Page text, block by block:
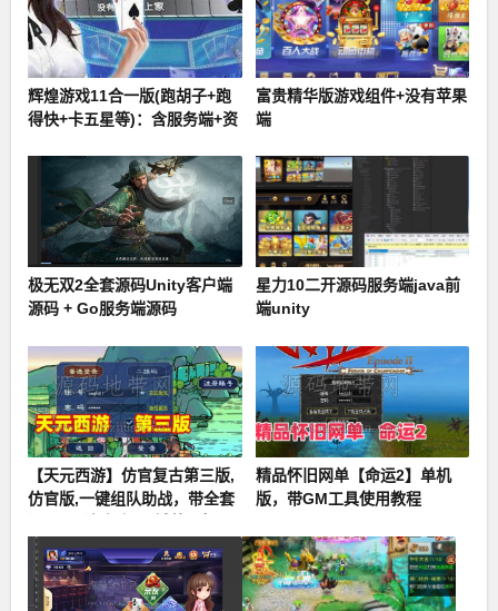
辉煌游戏11合一版(跑胡子+跑
得快+卡五星等)：含服务端+资
富贵精华版游戏组件+没有苹果
端
极无双2全套源码Unity客户端
源码 + Go服务端源码
星力10二开源码服务端java前
端unity
【天元西游】仿官复古第三版,
仿官版,一键组队助战，带全套
教程
精品怀旧网单【命运2】单机
版，带GM工具使用教程